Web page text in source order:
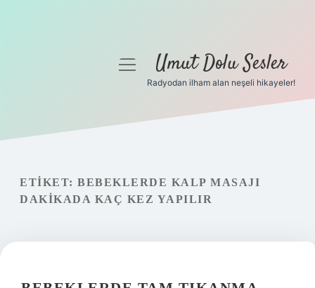
Gizlilik Politikası
Hakkımızda
menüyüUmut Dolu Sesler
Radyodan ilham alan neşeli hikayeler!
ETIKET: BEBEKLERDE KALP MASAJI
DAKIKADA KAÇ KEZ YAPILIR